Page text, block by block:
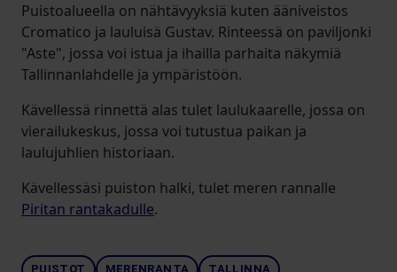
Puistoalueella on nähtävyyksiä kuten ääniveistos
Cromatico ja lauluisä Gustav. Rinteessä on paviljonki
"Aste", jossa voi istua ja ihailla parhaita näkymiä
Tallinnanlahdelle ja ympäristöön.
Kävellessä rinnettä alas tulet laulukaarelle, jossa on
vierailukeskus, jossa voi tutustua paikan ja
laulujuhlien historiaan.
Kävellessäsi puiston halki, tulet meren rannalle
Piritan rantakadulle.
PUISTOT MERENRANTA TALLINNA